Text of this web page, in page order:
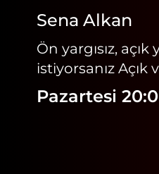
Sena Alkan
Ön yargısız,
istiyorsanız Açık
Pazartesi